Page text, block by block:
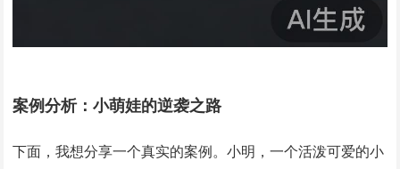
案例分析：小萌娃的逆袭之路
下面，我想分享一个真实的案例。小明，一个活泼可爱的小